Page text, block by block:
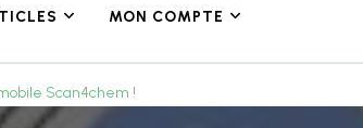
MON COMPTE
mobile Scan4chem !